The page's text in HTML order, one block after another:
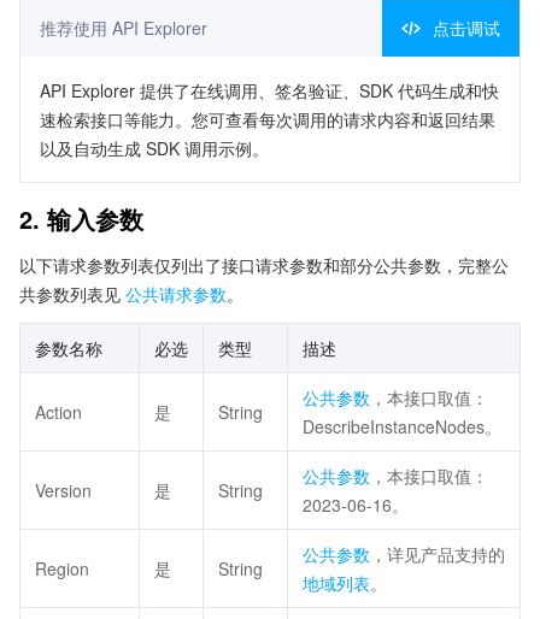
推荐使用 API Explorer 点击调试
API Explorer 提供了在线调用、签名验证、SDK 代码生成和快
速检索接口等能力。您可查看每次调用的请求内容和返回结果
以及自动生成 SDK 调用示例。
2. 输入参数
以下请求参数列表仅列出了接口请求参数和部分公共参数，完整公
共参数列表见 公共请求参数。
参数名称 必选 类型 描述
Action 是 String
公共参数 ，本接口取值：
DescribeInstanceNodes。
Version 是 String
公共参数 ，本接口取值：
2023-06-16。
Region 是 String
公共参数 ，详见产品支持的
地域列表。